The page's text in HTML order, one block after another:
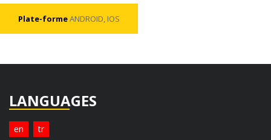
Plate-formeANDROID, IOS
LANGUAGES
en tr